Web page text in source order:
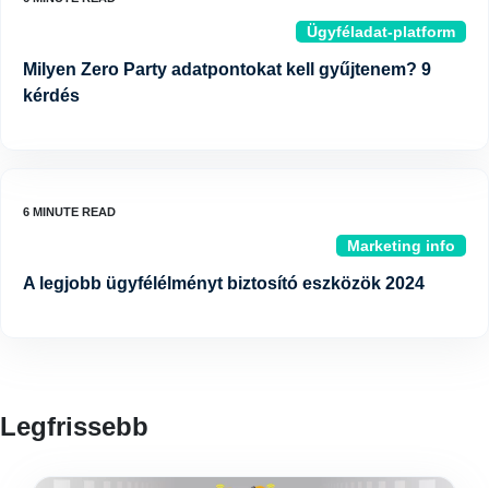
Ügyféladat-platform
Milyen Zero Party adatpontokat kell gyűjtenem? 9
kérdés
Marketing info
A legjobb ügyfélélményt biztosító eszközök 2024
Legfrissebb